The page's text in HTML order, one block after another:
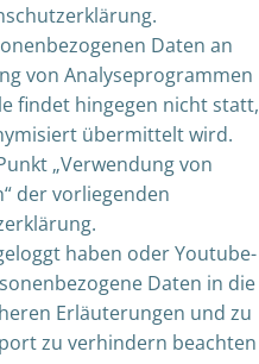
Daten an
von Analyseprogrammen
findet hingegen nicht statt,
übermittelt wird.
„Verwendung von
der vorliegenden
haben oder Youtube-
Daten in die
Erläuterungen und zu
zu verhindern beachten